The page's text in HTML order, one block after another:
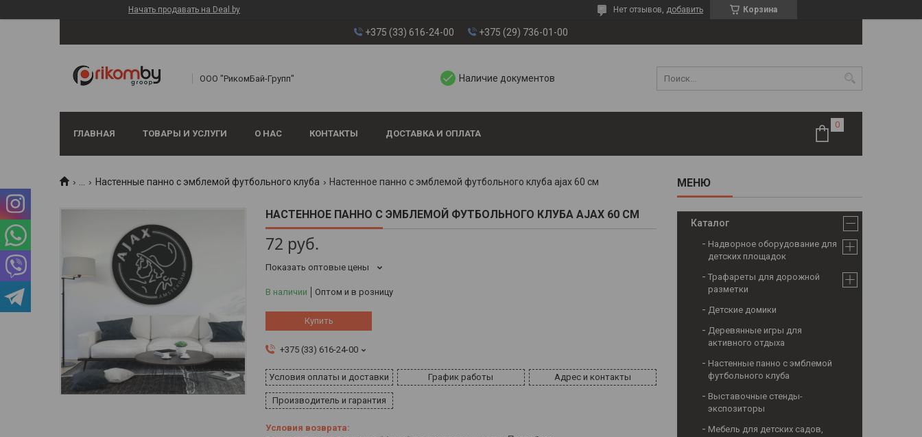
Начать продавать на Deal.by Корзина
Нет отзывов, добавить
+375 (33) 616-24-00 +375 (29) 736-01-00
ООО "РикомБай-Групп" Наличие документов
ГЛАВНАЯ ТОВАРЫ И УСЛУГИ О НАС КОНТАКТЫ ДОСТАВКА И ОПЛАТА
... Настенные панно с эмблемой футбольного клуба Настенное панно с эмблемой футбольного клуба ajax 60 см
НАСТЕННОЕ ПАННО С ЭМБЛЕМОЙ ФУТБОЛЬНОГО КЛУБА AJAX 60 СМ
72 руб.
Показать оптовые цены
В наличии Оптом и в розницу
Купить
+375 (33) 616-24-00
Условия оплаты и доставки График работы Адрес и контакты
Производитель и гарантия
Каталог
Надворное оборудование для
детских площадок
Трафареты для дорожной
разметки
Детские домики
Деревянные игры для
активного отдыха
Настенные панно с эмблемой
футбольного клуба
Выставочные стенды-
экспозиторы
Мебель для детских садов,